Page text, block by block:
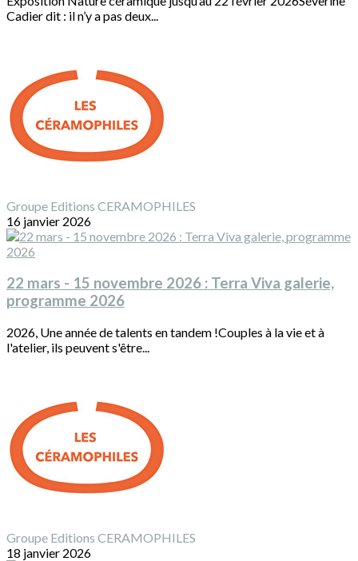
Cadier dit : il n’y a pas deux...
Groupe Editions CERAMOPHILES
16 janvier 2026
22 mars - 15 novembre 2026 : Terra Viva galerie,
programme 2026
2026, Une année de talents en tandem !Couples à la vie et à
l'atelier, ils peuvent s'être...
Groupe Editions CERAMOPHILES
18 janvier 2026